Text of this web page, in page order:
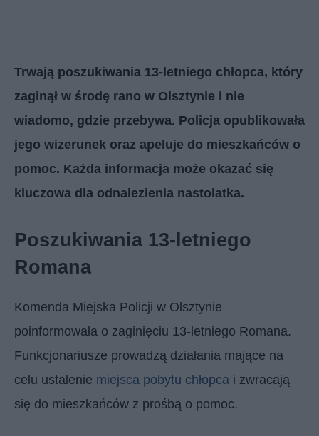
Trwają poszukiwania 13-letniego chłopca, który
zaginął w środę rano w Olsztynie i nie
wiadomo, gdzie przebywa. Policja opublikowała
jego wizerunek oraz apeluje do mieszkańców o
pomoc. Każda informacja może okazać się
kluczowa dla odnalezienia nastolatka.
Poszukiwania 13-letniego
Romana
Komenda Miejska Policji w Olsztynie
poinformowała o zaginięciu 13-letniego Romana.
Funkcjonariusze prowadzą działania mające na
celu ustalenie miejsca pobytu chłopca i zwracają
się do mieszkańców z prośbą o pomoc.